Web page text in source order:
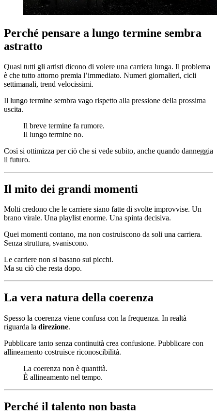
Perché pensare a lungo termine sembra
astratto
Quasi tutti gli artisti dicono di volere una carriera lunga. Il problema
è che tutto attorno premia l’immediato. Numeri giornalieri, cicli
settimanali, trend velocissimi.
Il lungo termine sembra vago rispetto alla pressione della prossima
uscita.
Il breve termine fa rumore.
Il lungo termine no.
Così si ottimizza per ciò che si vede subito, anche quando danneggia
il futuro.
Il mito dei grandi momenti
Molti credono che le carriere siano fatte di svolte improvvise. Un
brano virale. Una playlist enorme. Una spinta decisiva.
Quei momenti contano, ma non costruiscono da soli una carriera.
Senza struttura, svaniscono.
Le carriere non si basano sui picchi.
Ma su ciò che resta dopo.
La vera natura della coerenza
Spesso la coerenza viene confusa con la frequenza. In realtà
riguarda la direzione.
Pubblicare tanto senza continuità crea confusione. Pubblicare con
allineamento costruisce riconoscibilità.
La coerenza non è quantità.
È allineamento nel tempo.
Perché il talento non basta